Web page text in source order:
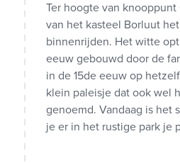
Ter hoogte van
van het kasteel Borluut
binnenrijden. Het witte
eeuw gebouwd door de
in de 15de eeuw op
klein paleisje dat ook wel
genoemd. Vandaag is het
je er in het rustige park je